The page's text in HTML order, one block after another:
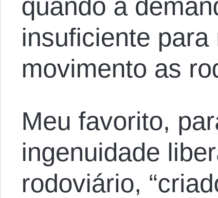
quando a
insuficiente para
movimento as
Meu favorito,
ingenuidade
rodoviário,